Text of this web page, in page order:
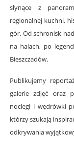
słynące z
regionalnej kuchni,
gór. Od schronisk
na halach, po
Bieszczadów.
Publikujemy
galerie zdjęć oraz
noclegi i wędrówki
którzy szukają
odkrywania